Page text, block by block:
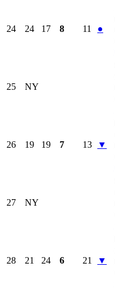
24 24 17 8 11 ●
25 NY
26 19 19 7 13 ▼
27 NY
28 21 24 6 21 ▼